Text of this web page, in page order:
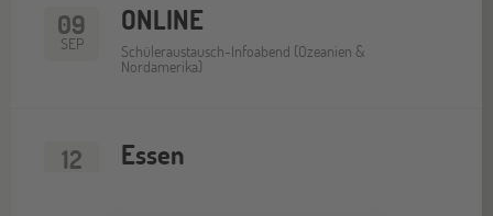
09
SEP
ONLINE
Schüleraustausch-Infoabend (Ozeanien &
Nordamerika)
12 Essen